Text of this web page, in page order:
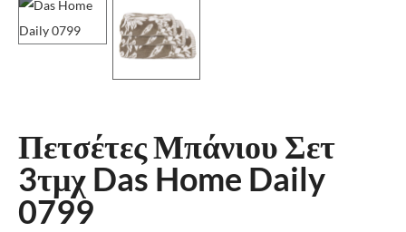
Πετσέτες Μπάνιου Σετ
3τμχ Das Home Daily
0799